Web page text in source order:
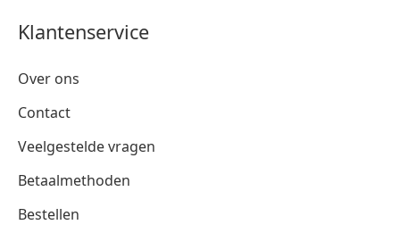
Klantenservice
Over ons
Contact
Veelgestelde vragen
Betaalmethoden
Bestellen